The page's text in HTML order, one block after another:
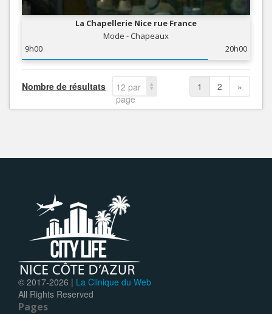
La Chapellerie Nice rue France
Mode - Chapeaux
9h00
20h00
Nombre de résultats
12 par
page
1 2 »
© 2017-2026 | La Clinique du Web
All Rights Reserved
Pages